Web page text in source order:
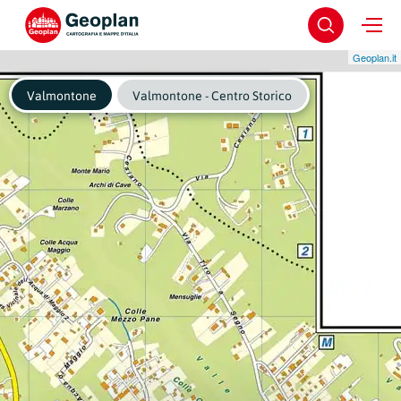
Geoplan.it
Valmontone Valmontone - Centro Storico